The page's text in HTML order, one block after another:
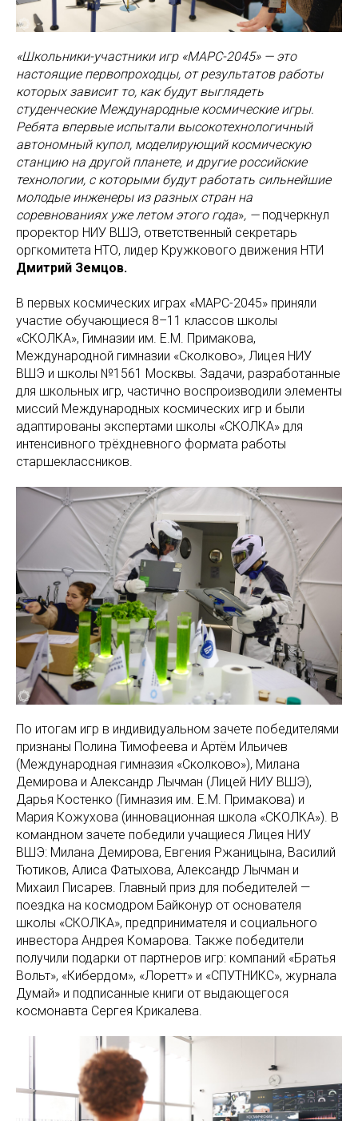
«Школьники-участники игр «МАРС-2045» — это
настоящие первопроходцы, от результатов работы
которых зависит то, как будут выглядеть
студенческие Международные космические игры.
Ребята впервые испытали высокотехнологичный
автономный купол, моделирующий космическую
станцию на другой планете, и другие российские
технологии, с которыми будут работать сильнейшие
молодые инженеры из разных стран на
соревнованиях уже летом этого года», — подчеркнул
проректор НИУ ВШЭ, ответственный секретарь
оргкомитета НТО, лидер Кружкового движения НТИ
Дмитрий Земцов.
В первых космических играх «МАРС-2045» приняли
участие обучающиеся 8–11 классов школы
«СКОЛКА», Гимназии им. Е.М. Примакова,
Международной гимназии «Сколково», Лицея НИУ
ВШЭ и школы №1561 Москвы. Задачи, разработанные
для школьных игр, частично воспроизводили элементы
миссий Международных космических игр и были
адаптированы экспертами школы «СКОЛКА» для
интенсивного трёхдневного формата работы
старшеклассников.
По итогам игр в индивидуальном зачете победителями
признаны Полина Тимофеева и Артём Ильичев
(Международная гимназия «Сколково»), Милана
Демирова и Александр Лычман (Лицей НИУ ВШЭ),
Дарья Костенко (Гимназия им. Е.М. Примакова) и
Мария Кожухова (инновационная школа «СКОЛКА»). В
командном зачете победили учащиеся Лицея НИУ
ВШЭ: Милана Демирова, Евгения Ржаницына, Василий
Тютиков, Алиса Фатыхова, Александр Лычман и
Михаил Писарев. Главный приз для победителей —
поездка на космодром Байконур от основателя
школы «СКОЛКА», предпринимателя и социального
инвестора Андрея Комарова. Также победители
получили подарки от партнеров игр: компаний «Братья
Вольт», «Кибердом», «Лоретт» и «СПУТНИКС», журнала
Думай» и подписанные книги от выдающегося
космонавта Сергея Крикалева.